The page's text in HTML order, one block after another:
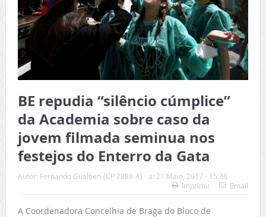
BE repudia “silêncio cúmplice”
da Academia sobre caso da
jovem filmada seminua nos
festejos do Enterro da Gata
Autor: Fernando Gualtieri (CP 7889-A) a: 21 Maio, 2017 - 15:36
Imprimir
Email
A Coordenadora Concelhia de Braga do Bloco de